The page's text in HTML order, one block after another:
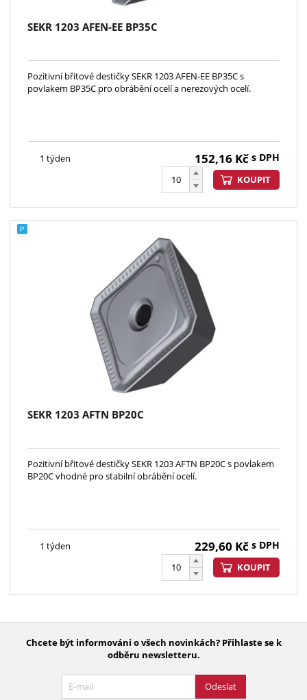
SEKR 1203 AFEN-EE BP35C
Pozitivní břitové destičky SEKR 1203 AFEN-EE BP35C s
povlakem BP35C pro obrábění ocelí a nerezových ocelí.
1 týden 152,16 Kč s DPH
KOUPIT
SEKR 1203 AFTN BP20C
Pozitivní břitové destičky SEKR 1203 AFTN BP20C s povlakem
BP20C vhodné pro stabilní obrábění ocelí.
1 týden 229,60 Kč s DPH
KOUPIT
Chcete být informováni o všech novinkách? Přihlaste se k
odběru newsletteru.
Odeslat